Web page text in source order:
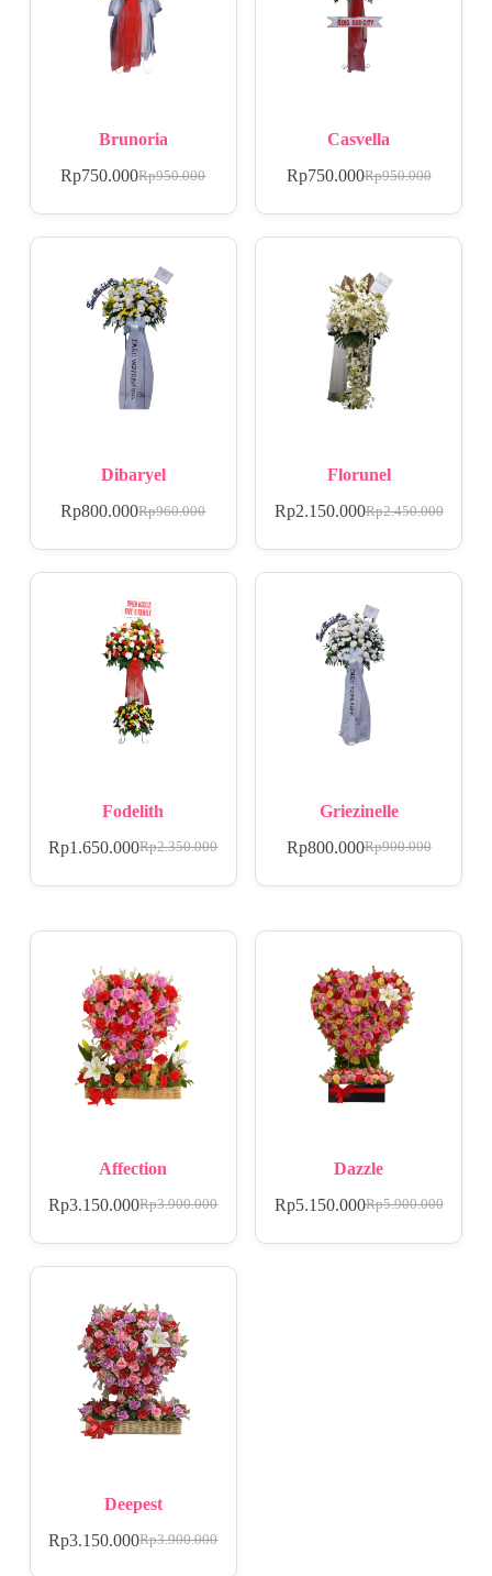
Brunoria
Rp950.000
Rp750.000
Casvella
Rp950.000
Rp750.000
Dibaryel
Rp960.000
Rp800.000
Florunel
Rp2.450.000
Rp2.150.000
Fodelith
Rp2.350.000
Rp1.650.000
Griezinelle
Rp900.000
Rp800.000
Affection
Rp3.900.000
Rp3.150.000
Dazzle
Rp5.900.000
Rp5.150.000
Deepest
Rp3.900.000
Rp3.150.000